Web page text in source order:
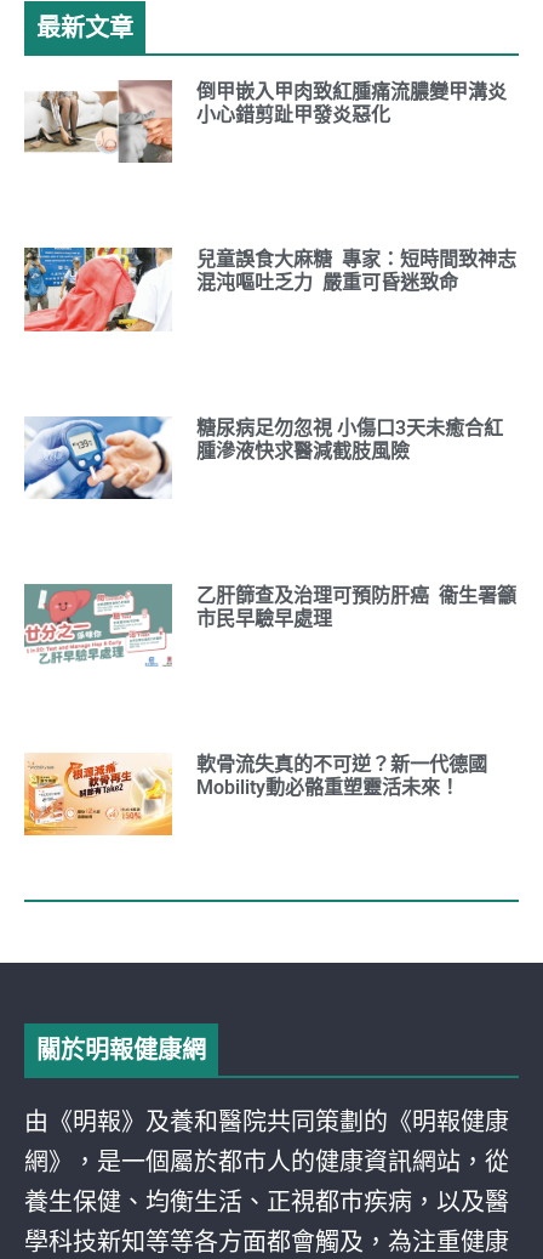
最新文章
倒甲嵌入甲肉致紅腫痛流膿變甲溝炎
小心錯剪趾甲發炎惡化
兒童誤食大麻糖 專家：短時間致神志
混沌嘔吐乏力 嚴重可昏迷致命
糖尿病足勿忽視 小傷口3天未癒合紅
腫滲液快求醫減截肢風險
乙肝篩查及治理可預防肝癌 衞生署籲
市民早驗早處理
軟骨流失真的不可逆？新一代德國
Mobility動必骼重塑靈活未來！
關於明報健康網
由《明報》及養和醫院共同策劃的《明報健康
網》，是一個屬於都巿人的健康資訊網站，從
養生保健、均衡生活、正視都巿疾病，以及醫
學科技新知等等各方面都會觸及，為注重健康